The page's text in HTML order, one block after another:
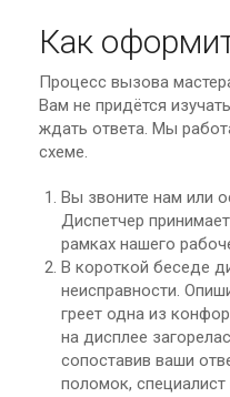
Как
Процесс вызова
Вам не придётся
ждать ответа. Мы
схеме.
Вы звоните нам или
Диспетчер
рамках нашего
В короткой беседе
неисправности.
греет одна из
на дисплее
сопоставив ваши
поломок,